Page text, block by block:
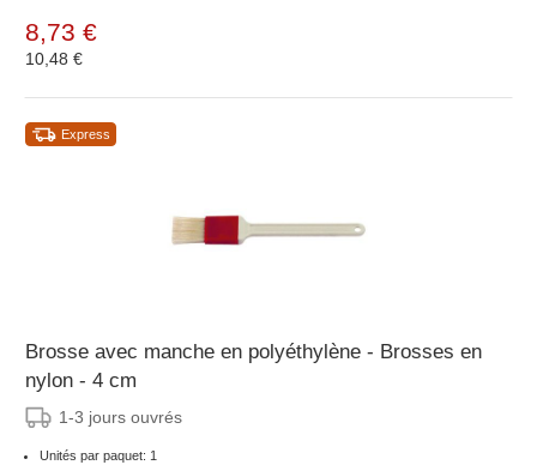
8,73 €
10,48 €
Express
Brosse avec manche en polyéthylène - Brosses en
nylon - 4 cm
1-3 jours ouvrés
Unités par paquet: 1